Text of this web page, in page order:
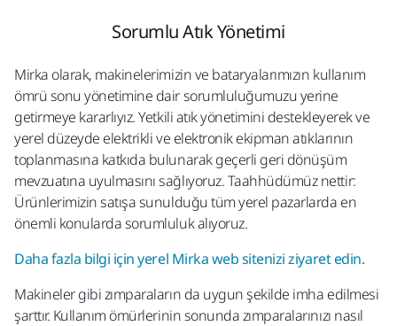
Sorumlu Atık Yönetimi​
Mirka olarak, makinelerimizin ve bataryalarımızın kullanım
ömrü sonu yönetimine dair sorumluluğumuzu yerine
getirmeye kararlıyız. Yetkili atık yönetimini destekleyerek ve
yerel düzeyde elektrikli ve elektronik ekipman atıklarının
toplanmasına katkıda bulunarak geçerli geri dönüşüm
mevzuatına uyulmasını sağlıyoruz.​ Taahhüdümüz nettir:
Ürünlerimizin satışa sunulduğu tüm yerel pazarlarda en
önemli konularda sorumluluk alıyoruz.​
Daha fazla bilgi için yerel Mirka web sitenizi ziyaret edin.​
Makineler gibi zımparaların da uygun şekilde imha edilmesi
şarttır. Kullanım ömürlerinin sonunda zımparalarınızı nasıl